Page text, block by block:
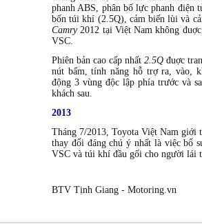
phanh ABS, phân bố lực phanh điện
bốn túi khí (2.5Q), cảm biến lùi và
Camry2012 tại Việt Nam không
VSC.
Phiên bản cao cấp nhất 2.5Q đuợc
nút bấm, tính năng hỗ trợ ra, vào,
động 3 vùng độc lập phía trước và
khách sau.
2013
Tháng 7/2013, Toyota Việt Nam giới
thay đổi đáng chú ý nhất là việc bổ
VSC và túi khí đầu gối cho người lái
BTV Tịnh Giang - Motoring.vn